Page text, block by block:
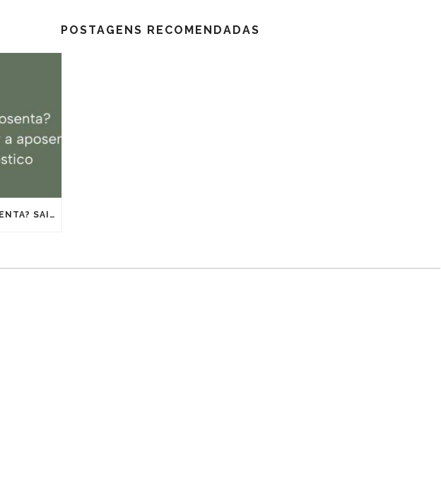
POSTAGENS RECOMENDADAS
ENTESOPATIA APOSENTA? SAIBA SE É POSSÍVEL ANTECIPAR A APOSENTADORIA COM ESSE DIAGNÓSTICO